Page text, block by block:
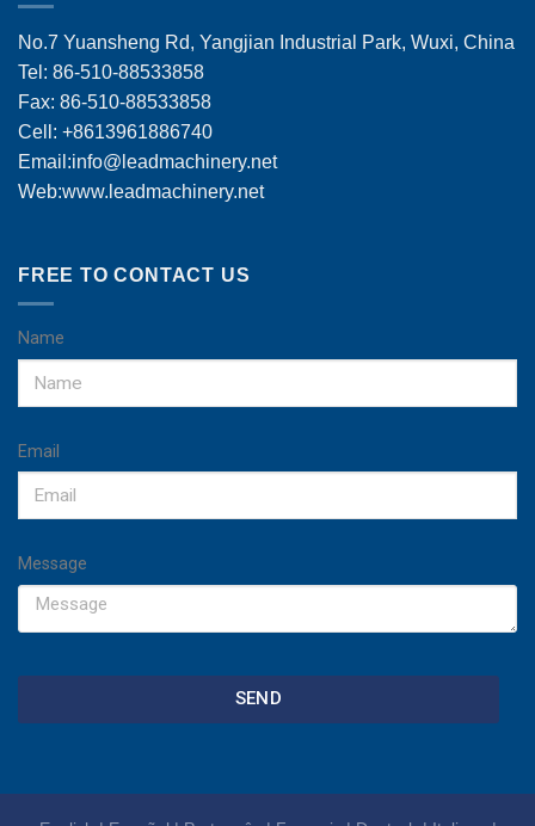
No.7 Yuansheng Rd, Yangjian Industrial Park, Wuxi, China
Tel: 86-510-88533858
Fax: 86-510-88533858
Cell: +8613961886740
Email:info@leadmachinery.net
Web:www.leadmachinery.net
FREE TO CONTACT US
Name
Email
Message
SEND